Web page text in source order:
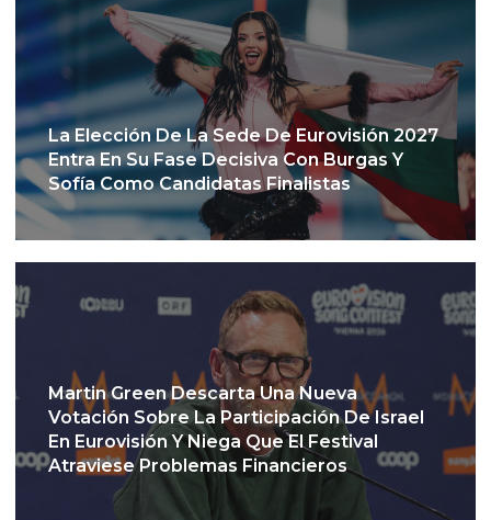
La Elección De La Sede De Eurovisión 2027
Entra En Su Fase Decisiva Con Burgas Y
Sofía Como Candidatas Finalistas
Martin Green Descarta Una Nueva
Votación Sobre La Participación De Israel
En Eurovisión Y Niega Que El Festival
Atraviese Problemas Financieros